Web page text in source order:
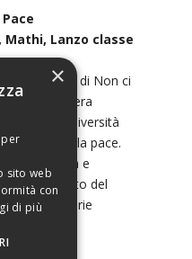
Mathi, Lanzo classe
autrice di Non ci
una vera
nella diversità
costruire la pace.
Pratika e
nell’ambito del
Storie
×
sito web
con
di più